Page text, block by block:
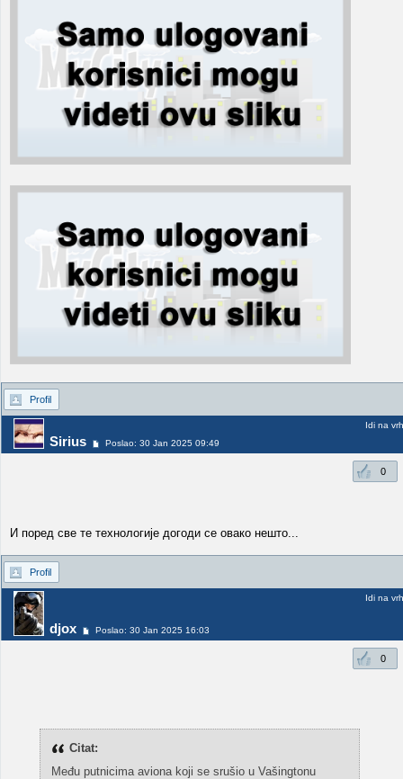
Profil
Sirius Poslao: 30 Jan 2025 09:49
Idi na vrh
0
И поред све те технологије догоди се овако нешто...
Profil
djox Poslao: 30 Jan 2025 16:03
Idi na vrh
0
Citat:
Među putnicima aviona koji se srušio u Vašingtonu